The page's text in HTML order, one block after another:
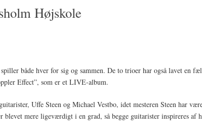
Højskole
både hver for sig og sammen. De to trioer har også lavet en
Effect”, som er et LIVE-album.
Uffe Steen og Michael Vestbo, idet mesteren Steen har
mere ligeværdigt i en grad, så begge guitarister inspireres af